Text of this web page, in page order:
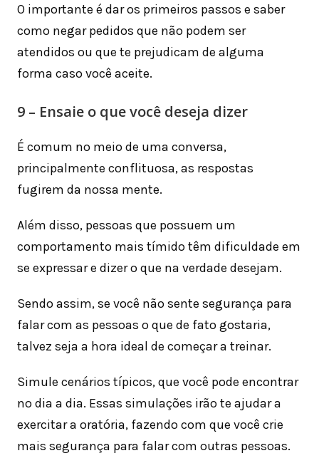
O importante é dar os primeiros passos e saber
como negar pedidos que não podem ser
atendidos ou que te prejudicam de alguma
forma caso você aceite.
9 – Ensaie o que você deseja dizer
É comum no meio de uma conversa,
principalmente conflituosa, as respostas
fugirem da nossa mente.
Além disso, pessoas que possuem um
comportamento mais tímido têm dificuldade em
se expressar e dizer o que na verdade desejam.
Sendo assim, se você não sente segurança para
falar com as pessoas o que de fato gostaria,
talvez seja a hora ideal de começar a treinar.
Simule cenários típicos, que você pode encontrar
no dia a dia. Essas simulações irão te ajudar a
exercitar a oratória, fazendo com que você crie
mais segurança para falar com outras pessoas.